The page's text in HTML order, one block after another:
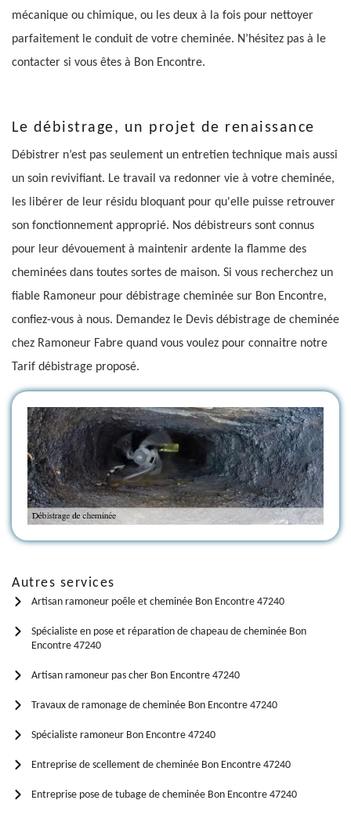
mécanique ou chimique, ou les deux à la fois pour nettoyer
parfaitement le conduit de votre cheminée. N’hésitez pas à le
contacter si vous êtes à Bon Encontre.
Le débistrage, un projet de renaissance
Débistrer n’est pas seulement un entretien technique mais aussi
un soin revivifiant. Le travail va redonner vie à votre cheminée,
les libérer de leur résidu bloquant pour qu'elle puisse retrouver
son fonctionnement approprié. Nos débistreurs sont connus
pour leur dévouement à maintenir ardente la flamme des
cheminées dans toutes sortes de maison. Si vous recherchez un
fiable Ramoneur pour débistrage cheminée sur Bon Encontre,
confiez-vous à nous. Demandez le Devis débistrage de cheminée
chez Ramoneur Fabre quand vous voulez pour connaitre notre
Tarif débistrage proposé.
Autres services
Artisan ramoneur poêle et cheminée Bon Encontre 47240
Spécialiste en pose et réparation de chapeau de cheminée Bon
Encontre 47240
Artisan ramoneur pas cher Bon Encontre 47240
Travaux de ramonage de cheminée Bon Encontre 47240
Spécialiste ramoneur Bon Encontre 47240
Entreprise de scellement de cheminée Bon Encontre 47240
Entreprise pose de tubage de cheminée Bon Encontre 47240